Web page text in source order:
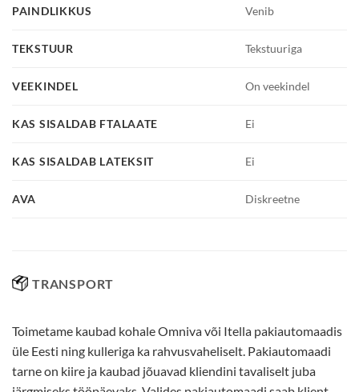
PAINDLIKKUS Venib
TEKSTUUR Tekstuuriga
VEEKINDEL On veekindel
KAS SISALDAB FTALAATE Ei
KAS SISALDAB LATEKSIT Ei
AVA Diskreetne
TRANSPORT
Toimetame kaubad kohale Omniva või Itella pakiautomaadis
üle Eesti ning kulleriga ka rahvusvaheliselt. Pakiautomaadi
tarne on kiire ja kaubad jõuavad kliendini tavaliselt juba